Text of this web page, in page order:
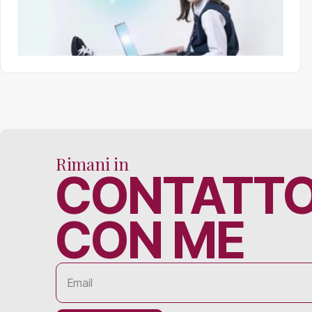
Rimani in
CON ME